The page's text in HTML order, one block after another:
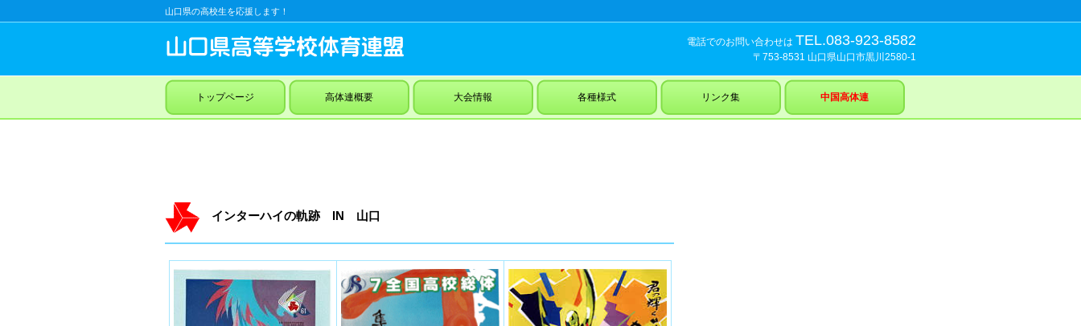
山口県の高校生を応援します！
電話でのお問い合わせは TEL.083-923-8582
〒753-8531 山口県山口市黒川2580-1
インターハイの軌跡 IN 山口
トップページ 高体連概要 大会情報 各種様式 リンク集 中国高体連